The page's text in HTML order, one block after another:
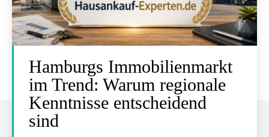
Hamburgs Immobilienmarkt
im Trend: Warum regionale
Kenntnisse entscheidend
sind